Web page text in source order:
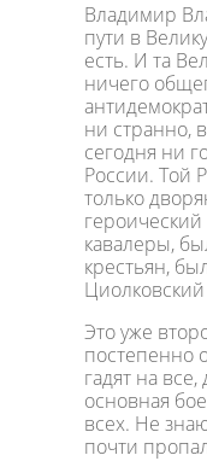
Владимир
пути в
есть. И та
ничего
ни странно,
сегодня ни
России. Той
только
кавалеры,
крестьян,
Это уже
постепенно
гадят на
основная
всех. Не
почти